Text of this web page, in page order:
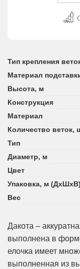
Тип крепления
Материал
Высота, м
Конструкция
Материал
Количество веток,
Тип
Диаметр, м
Цвет
Упаковка, м (ДхШхВ)
Вес
Дакота –
выполнена в
елочка имеет
выполненная из